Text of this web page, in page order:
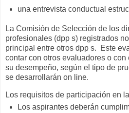
una entrevista conductual
La Comisión de Selección de los
profesionales (dpp s) registrados
principal entre otros dpp s. Este
contar con otros evaluadores o
su desempeño, según el tipo de
se desarrollarán on line.
Los requisitos de participación en
Los aspirantes deberán